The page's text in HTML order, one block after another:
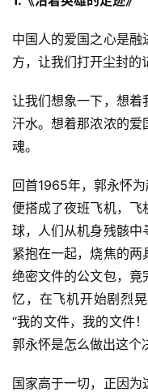
中国人的爱国之心是
方，让我们打开尘封的
让我们想象一下，想着
汗水。想着那浓浓的爱
魂。
回首1965年，郭永怀为
便搭成了夜班飞机，飞
球，人们从机身残骸中
紧抱在一起，烧焦的两
绝密文件的公文包，竟
忆，在飞机开始剧烈
“我的文件，我的文件
郭永怀是怎么做出这个
国家高于一切，正因